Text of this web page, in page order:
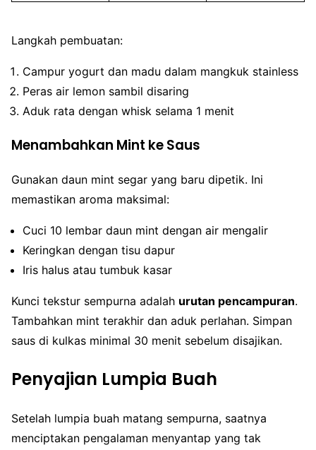
Langkah pembuatan:
Campur yogurt dan madu dalam mangkuk stainless
Peras air lemon sambil disaring
Aduk rata dengan whisk selama 1 menit
Menambahkan Mint ke Saus
Gunakan daun mint segar yang baru dipetik. Ini
memastikan aroma maksimal:
Cuci 10 lembar daun mint dengan air mengalir
Keringkan dengan tisu dapur
Iris halus atau tumbuk kasar
Kunci tekstur sempurna adalah urutan pencampuran.
Tambahkan mint terakhir dan aduk perlahan. Simpan
saus di kulkas minimal 30 menit sebelum disajikan.
Penyajian Lumpia Buah
Setelah lumpia buah matang sempurna, saatnya
menciptakan pengalaman menyantap yang tak